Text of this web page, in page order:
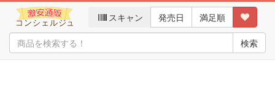
スキャン 発売日 満足順
検索